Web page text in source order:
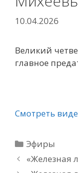
10.04.2026
Великий
главное
Смотреть
Рубрики
Эфиры
«Железная